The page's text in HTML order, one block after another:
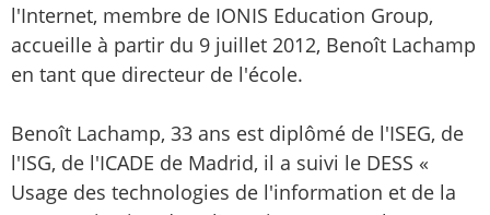
l'Internet, membre de IONIS Education Group,
accueille à partir du 9 juillet 2012, Benoît Lachamp
en tant que directeur de l'école.
Benoît Lachamp, 33 ans est diplômé de l'ISEG, de
l'ISG, de l'ICADE de Madrid, il a suivi le DESS «
Usage des technologies de l'information et de la